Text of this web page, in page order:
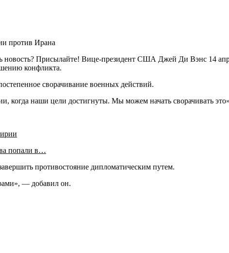
новость? Присылайте! Вице-президент США Джей Ди Вэнс 14
конфликта.
сворачивание военных действий.
когда наши цели достигнуты. Мы можем начать сворачивать
попали в…
противостояние дипломатическим путем.
— добавил он.